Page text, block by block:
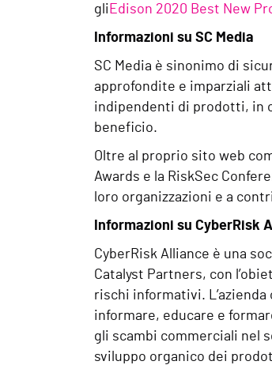
gli Edison 2020 Best New
Informazioni su SC Media
SC Media è sinonimo di
approfondite e imparziali
indipendenti di prodotti, in
beneficio.
Oltre al proprio sito web
Awards e la RiskSec
loro organizzazioni e a
Informazioni su CyberRisk
CyberRisk Alliance è una
Catalyst Partners, con
rischi informativi.
informare, educare e
gli scambi commerciali nel
sviluppo organico dei